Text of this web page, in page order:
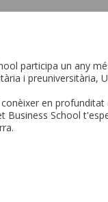
participa un any
i preuniversitària,
en profunditat
Business School